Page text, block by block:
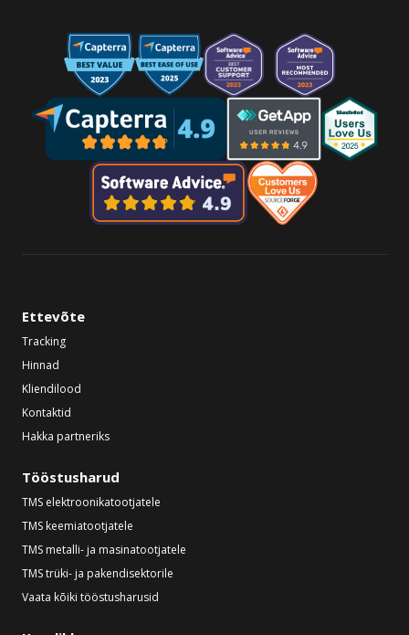
Ettevõte
Tracking
Hinnad
Kliendilood
Kontaktid
Hakka partneriks
Tööstusharud
TMS elektroonikatootjatele
TMS keemiatootjatele
TMS metalli- ja masinatootjatele
TMS trüki- ja pakendisektorile
Vaata kõiki tööstusharusid